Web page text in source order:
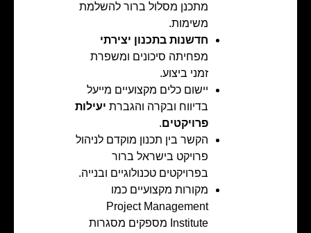
מתכנן מסלול ברור להשלמת
משימות.
חדשנות בתכנון יצירתי
מפחיתה סיכונים ומשפרת
זמני ביצוע.
יישום כלים מקצועיים מייעל
בדיווח ובקרה והגברת יעילות
פרויקטים.
הקשר בין תכנון מוקדם לניהול
פרויקט בישראל ברור
בפרויקטים טכנולוגיים ובנייה.
מקורות מקצועיים כמו
Project Management
Institute מספקים מסגרות